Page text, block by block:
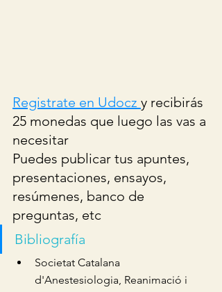
Registrate en Udocz y recibirás
25 monedas que luego las vas a
necesitar
Puedes publicar tus apuntes,
presentaciones, ensayos,
resúmenes, banco de
preguntas, etc
Bibliografía
Societat Catalana
d'Anestesiologia, Reanimació i